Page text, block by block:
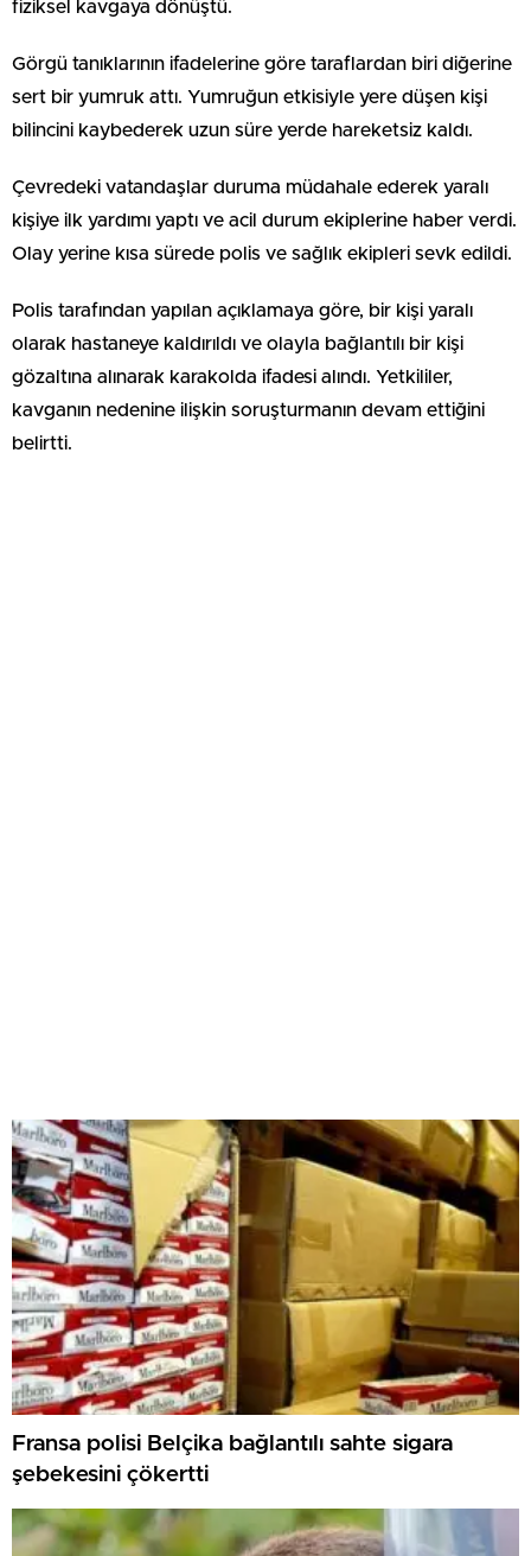
fiziksel kavgaya dönüştü.
Görgü tanıklarının ifadelerine göre taraflardan biri diğerine
sert bir yumruk attı. Yumruğun etkisiyle yere düşen kişi
bilincini kaybederek uzun süre yerde hareketsiz kaldı.
Çevredeki vatandaşlar duruma müdahale ederek yaralı
kişiye ilk yardımı yaptı ve acil durum ekiplerine haber verdi.
Olay yerine kısa sürede polis ve sağlık ekipleri sevk edildi.
Polis tarafından yapılan açıklamaya göre, bir kişi yaralı
olarak hastaneye kaldırıldı ve olayla bağlantılı bir kişi
gözaltına alınarak karakolda ifadesi alındı. Yetkililer,
kavganın nedenine ilişkin soruşturmanın devam ettiğini
belirtti.
Fransa polisi Belçika bağlantılı sahte sigara
şebekesini çökertti